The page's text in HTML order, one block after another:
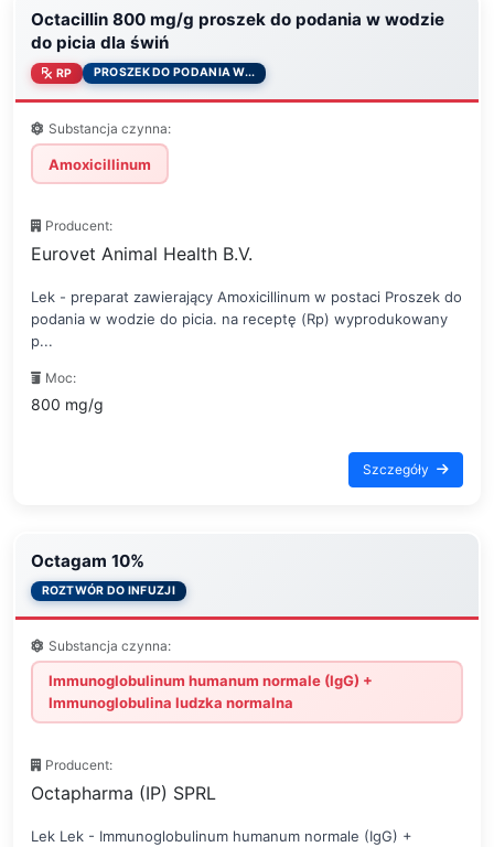
Octacillin 800 mg/g proszek do podania w wodzie
do picia dla świń
RP PROSZEK DO PODANIA W...
Substancja czynna:
Amoxicillinum
Producent:
Eurovet Animal Health B.V.
Lek - preparat zawierający Amoxicillinum w postaci Proszek do
podania w wodzie do picia. na receptę (Rp) wyprodukowany
p...
Moc:
800 mg/g
Szczegóły
Octagam 10%
ROZTWÓR DO INFUZJI
Substancja czynna:
Immunoglobulinum humanum normale (IgG) +
Immunoglobulina ludzka normalna
Producent:
Octapharma (IP) SPRL
Lek Lek - Immunoglobulinum humanum normale (IgG) +